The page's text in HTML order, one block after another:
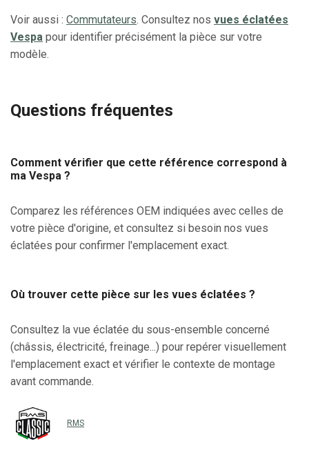
Voir aussi : Commutateurs. Consultez nos vues éclatées
Vespa pour identifier précisément la pièce sur votre
modèle.
Questions fréquentes
Comment vérifier que cette référence correspond à
ma Vespa ?
Comparez les références OEM indiquées avec celles de
votre pièce d'origine, et consultez si besoin nos vues
éclatées pour confirmer l'emplacement exact.
Où trouver cette pièce sur les vues éclatées ?
Consultez la vue éclatée du sous-ensemble concerné
(châssis, électricité, freinage...) pour repérer visuellement
l'emplacement exact et vérifier le contexte de montage
avant commande.
RMS